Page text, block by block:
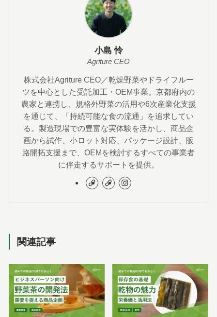
小島 怜
Agriture CEO
株式会社Agriture CEO／乾燥野菜やドライフルー
ツを中心とした受託加工・OEM事業。京都府内の
農家と連携し、規格外野菜の活用や6次産業化支援
を通じて、「持続可能な食の流通」を追求してい
る。製造現場での豊富な実体験を活かし、商品企
画から試作、小ロット対応、パッケージ設計、販
路開拓支援まで、OEMを検討するすべての事業者
に伴走するサポートを提供。
関連記事